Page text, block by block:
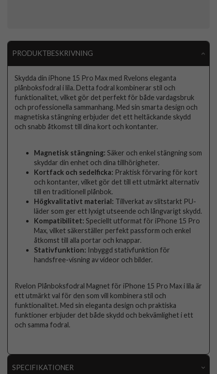
PRODUKTBESKRIVNING
Skydda din iPhone 15 Pro Max med Rvelons eleganta
plånboksfodral i lila. Detta fodral kombinerar stil och
funktionalitet, vilket gör det perfekt för både vardagsbruk
och professionella sammanhang. Med sin smarta design och
magnetiska stängning erbjuder det ett heltäckande skydd
och snabb åtkomst till dina kort och kontanter.
Magnetisk stängning: Säker och enkel stängning som
skyddar din enhet och dina tillhörigheter.
Kortfack och sedelficka: Praktisk förvaring för kort
och kontanter, vilket gör det till ett utmärkt alternativ
till en traditionell plånbok.
Högkvalitativt material: Tillverkat av slitstarkt PU-
läder som ger ett lyxigt utseende och långvarigt skydd.
Kompatibilitet: Speciellt utformat för iPhone 15 Pro
Max, vilket säkerställer perfekt passform och enkel
åtkomst till alla portar och knappar.
Stativfunktion: Inbyggd stativfunktion för
handsfree-visning av videor och bilder.
Rvelon Plånboksfodral Magnet för iPhone 15 Pro Max i lila är
ett utmärkt val för den som vill kombinera stil och
funktionalitet. Med sin eleganta design och praktiska
funktioner erbjuder det både skydd och bekvämlighet i ett
och samma fodral.
SPECIFIKATIONER